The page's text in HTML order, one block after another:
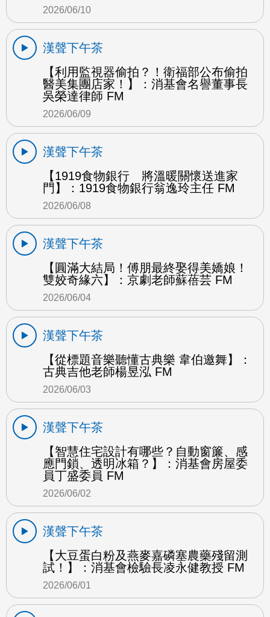
2026/06/10
漢聲下午茶
【利用監視器偷拍？！衛福部公布偷拍
醫美集團店家！】：消基會名譽董事長
吳榮達律師 FM
2026/06/09
漢聲下午茶
【1919食物銀行 將溫暖關懷送進家
門】：1919食物銀行翁逸玲主任 FM
2026/06/08
漢聲下午茶
【圓滿大結局！傅朋最終娶得美嬌娘！
雙姣奇緣六】：京劇老師蘇蓓芸 FM
2026/06/04
漢聲下午茶
【從標題音樂聽懂古典樂 韋伯邀舞】：
古典吉他老師楊昱泓 FM
2026/06/03
漢聲下午茶
【智慧住宅設計有哪些？自動窗簾、感
應門鎖、透明冰箱？】：消基會房屋委
員丁盛委員 FM
2026/06/02
漢聲下午茶
【大豆蛋白粉及燕麥嘉磷塞農藥殘留測
試！】：消基會檢驗長凌永健教授 FM
2026/06/01